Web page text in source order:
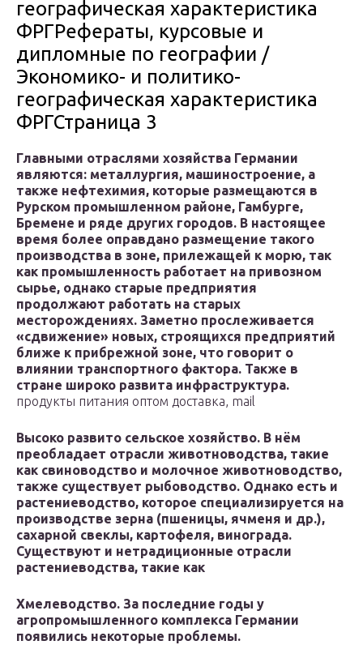
географическая характеристика
ФРГРефераты, курсовые и
дипломные по географии /
Экономико- и политико-
географическая характеристика
ФРГСтраница 3
Главными отраслями хозяйства Германии
являются: металлургия, машиностроение, а
также нефтехимия, которые размещаются в
Рурском промышленном районе, Гамбурге,
Бремене и ряде других городов. В настоящее
время более оправдано размещение такого
производства в зоне, прилежащей к морю, так
как промышленность работает на привозном
сырье, однако старые предприятия
продолжают работать на старых
месторождениях. Заметно прослеживается
«сдвижение» новых, строящихся предприятий
ближе к прибрежной зоне, что говорит о
влиянии транспортного фактора. Также в
стране широко развита инфраструктура.
продукты питания оптом доставка, mail
Высоко развито сельское хозяйство. В нём
преобладает отрасли животноводства, такие
как свиноводство и молочное животноводство,
также существует рыбоводство. Однако есть и
растениеводство, которое специализируется на
производстве зерна (пшеницы, ячменя и др.),
сахарной свеклы, картофеля, винограда.
Существуют и нетрадиционные отрасли
растениеводства, такие как
Хмелеводство. За последние годы у
агропромышленного комплекса Германии
появились некоторые проблемы.